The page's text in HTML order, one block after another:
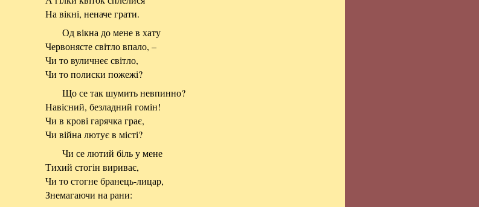
На вікні, неначе грати.
Од вікна до мене в хату
Червонясте світло впало, –
Чи то вуличнеє світло,
Чи то полиски пожежі?
Що се так шумить невпинно?
Навісний, безладний гомін!
Чи в крові гарячка грає,
Чи війна лютує в місті?
Чи се лютий біль у мене
Тихий стогін вириває,
Чи то стогне бранець-лицар,
Знемагаючи на рани: